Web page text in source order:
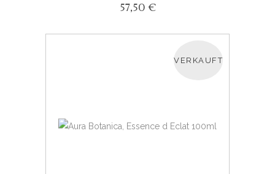
57,50 €
VERKAUFT
WEITERLESEN